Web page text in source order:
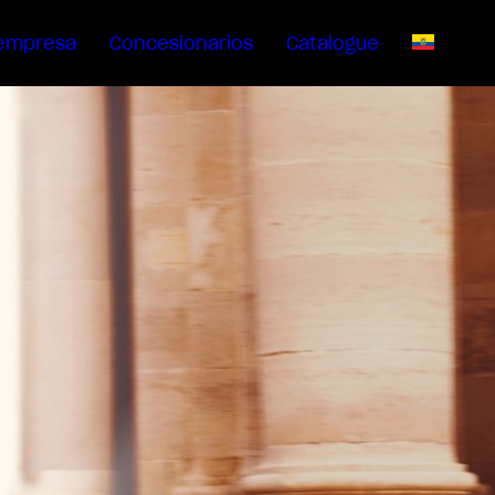
Concesionarios Catalogue